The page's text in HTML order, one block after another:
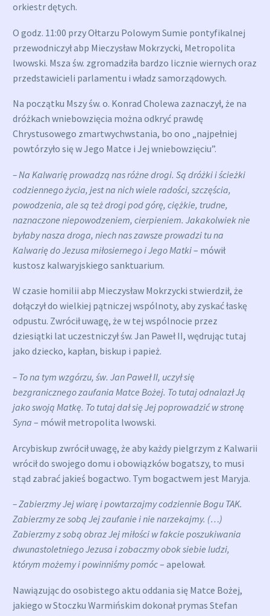
orkiestr dętych.
O godz. 11:00 przy Ołtarzu Polowym Sumie pontyfikalnej
przewodniczył abp Mieczysław Mokrzycki, Metropolita
lwowski. Msza św. zgromadziła bardzo licznie wiernych oraz
przedstawicieli parlamentu i władz samorządowych.
Na początku Mszy św. o. Konrad Cholewa zaznaczył, że na
dróżkach wniebowzięcia można odkryć prawdę
Chrystusowego zmartwychwstania, bo ono „najpełniej
powtórzyło się w Jego Matce i Jej wniebowzięciu”.
– Na Kalwarię prowadzą nas różne drogi. Są dróżki i ścieżki
codziennego życia, jest na nich wiele radości, szczęścia,
powodzenia, ale są też drogi pod górę, ciężkie, trudne,
naznaczone niepowodzeniem, cierpieniem. Jakakolwiek nie
byłaby nasza droga, niech nas zawsze prowadzi tu na
Kalwarię do Jezusa miłosiernego i Jego Matki– mówił
kustosz kalwaryjskiego sanktuarium.
W czasie homilii abp Mieczysław Mokrzycki stwierdził, że
dołączył do wielkiej pątniczej wspólnoty, aby zyskać łaskę
odpustu. Zwrócił uwagę, że w tej wspólnocie przez
dziesiątki lat uczestniczył św. Jan Paweł II, wędrując tutaj
jako dziecko, kapłan, biskup i papież.
– To na tym wzgórzu, św. Jan Paweł II, uczył się
bezgranicznego zaufania Matce Bożej. To tutaj odnalazł Ją
jako swoją Matkę. To tutaj dał się Jej poprowadzić w stronę
Syna – mówił metropolita lwowski.
Arcybiskup zwrócił uwagę, że aby każdy pielgrzym z Kalwarii
wrócił do swojego domu i obowiązków bogatszy, to musi
stąd zabrać jakieś bogactwo. Tym bogactwem jest Maryja.
– Zabierzmy Jej wiarę i powtarzajmy codziennie Bogu TAK.
Zabierzmy ze sobą Jej zaufanie i nie narzekajmy. (…)
Zabierzmy z sobą obraz Jej miłości w fakcie poszukiwania
dwunastoletniego Jezusa i zobaczmy obok siebie ludzi,
którym możemy i powinniśmy pomóc– apelował.
Nawiązując do osobistego aktu oddania się Matce Bożej,
jakiego w Stoczku Warmińskim dokonał prymas Stefan